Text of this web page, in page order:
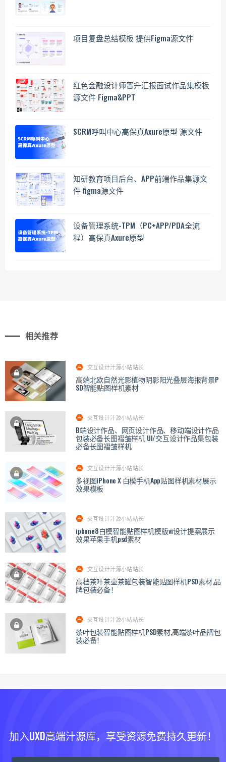
项目复盘总结模板 提供Figma源文件
红色金融设计师晋升汇报面试作品集模板
源文件 Figma&PPT
SCRM呼叫中心高保真Axure原型 源文件
知研教育项目后台、APP前端作品集源文
件 figma源文件
设备管理系统-TPM（PC+APP/PDA全流
程）高保真Axure原型
相关推荐
交互设计汁源小站站长
高端北欧自然光影植物阴影阳光叠层海报背景P
SD智能贴图样机素材
交互设计汁源小站站长
B端设计作品、网页设计作品、移动端设计作品
包装必备长图褶皱样机 UI/交互设计作品集包装
必备长图褶皱样机
交互设计汁源小站站长
多视图iPhone X 白模手机App贴图样机素材展示
效果模板
交互设计汁源小站站长
iphone8白模智能贴图样机模版vi设计提案展示
效果苹果手机psd素材
交互设计汁源小站站长
高档茶叶茶壶茶罐包装智能贴图样机PSD素材,品
牌包装必备！
交互设计汁源小站站长
茶叶包装智能贴图样机PSD素材,高端茶叶品牌包
装必备！
加入UXD高端汁源库，享受资源免费持久更新！